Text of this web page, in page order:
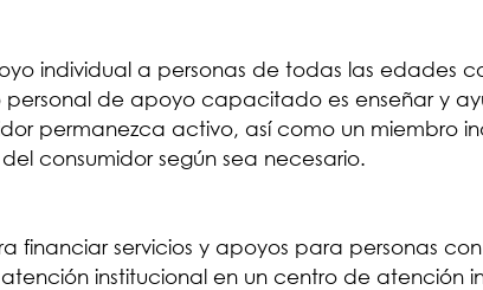
individual a personas de todas las edades
de apoyo capacitado es enseñar y
permanezca activo, así como un miembro
consumidor según sea necesario.
financiar servicios y apoyos para personas
institucional en un centro de atención